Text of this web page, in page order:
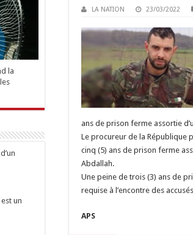
LA NATION 23/03/2022
ans de prison ferme assortie
Le procureur de la République
cinq (5) ans de prison ferme
Abdallah.
Une peine de trois (3) ans de
requise à l’encontre des
APS
la
un